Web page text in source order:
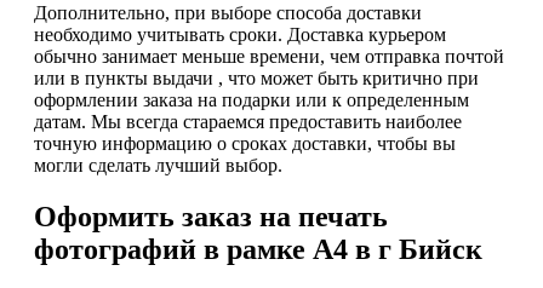
Дополнительно, при выборе способа доставки
необходимо учитывать сроки. Доставка курьером
обычно занимает меньше времени, чем отправка почтой
или в пункты выдачи , что может быть критично при
оформлении заказа на подарки или к определенным
датам. Мы всегда стараемся предоставить наиболее
точную информацию о сроках доставки, чтобы вы
могли сделать лучший выбор.
Оформить заказ на печать
фотографий в рамке А4 в г Бийск